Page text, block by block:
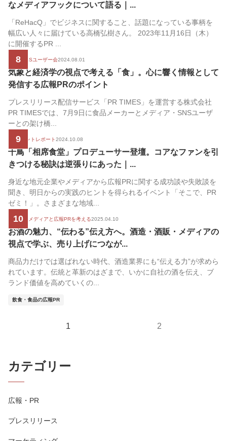
なメディアフックについて語る｜...
「ReHacQ」でビジネスに関すること、話題になっている事柄を
幅広い人々に届けている高橋弘樹さん。 2023年11月16日（木）
に開催するPR ...
8
PR TIMESユーザー会2024.08.01
気象と経済学の視点で考える「食」。心に響く情報として
発信する広報PRのポイント
プレスリリース配信サービス「PR TIMES」を運営する株式会社
PR TIMESでは、7月9日に食品メーカーとメディア・SNSユーザ
ーとの架け橋...
9
PRイベントレポート2024.10.08
千鳥「相席食堂」プロデューサー登壇。コアなファンを引
きつける秘訣は逆張りにあった｜...
身近な地元企業やメディアから広報PRに関する成功談や失敗談を
聞き、明日からの実践のヒントを得られるイベント「そこで、PR
ゼミ！」。さまざまな地域...
10
新時代のメディアと広報PRを考える2025.04.10
お酒の魅力、“伝わる”伝え方へ。酒造・酒販・メディアの
視点で学ぶ、売り上げにつなが...
商品力だけでは選ばれない時代、酒造業界にも“伝える力”が求めら
れています。伝統と革新のはざまで、いかに自社の酒を伝え、ブ
ランド価値を高めていくの...
飲食・食品の広報PR
1 2
カテゴリー
広報・PR
プレスリリース